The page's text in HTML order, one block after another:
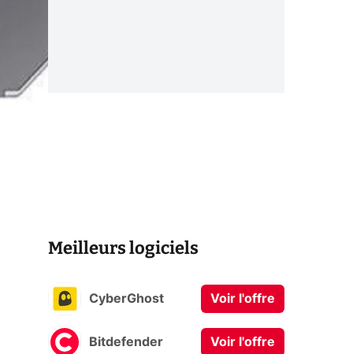
Meilleurs logiciels
CyberGhost Voir l'offre
Bitdefender Voir l'offre